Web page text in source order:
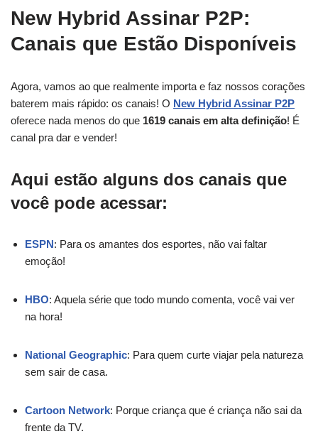
New Hybrid Assinar P2P:
Canais que Estão Disponíveis
Agora, vamos ao que realmente importa e faz nossos corações
baterem mais rápido: os canais! O New Hybrid Assinar P2P
oferece nada menos do que 1619 canais em alta definição! É
canal pra dar e vender!
Aqui estão alguns dos canais que
você pode acessar:
ESPN: Para os amantes dos esportes, não vai faltar
emoção!
HBO: Aquela série que todo mundo comenta, você vai ver
na hora!
National Geographic: Para quem curte viajar pela natureza
sem sair de casa.
Cartoon Network: Porque criança que é criança não sai da
frente da TV.